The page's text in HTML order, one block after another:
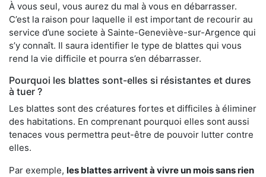
À vous seul, vous aurez du mal à vous en débarrasser.
C’est la raison pour laquelle il est important de recourir au
service d’une societe à Sainte-Geneviève-sur-Argence qui
s’y connaît. Il saura identifier le type de blattes qui vous
rend la vie difficile et pourra s’en débarrasser.
Pourquoi les blattes sont-elles si résistantes et dures
à tuer ?
Les blattes sont des créatures fortes et difficiles à éliminer
des habitations. En comprenant pourquoi elles sont aussi
tenaces vous permettra peut-être de pouvoir lutter contre
elles.
Par exemple, les blattes arrivent à vivre un mois sans rien